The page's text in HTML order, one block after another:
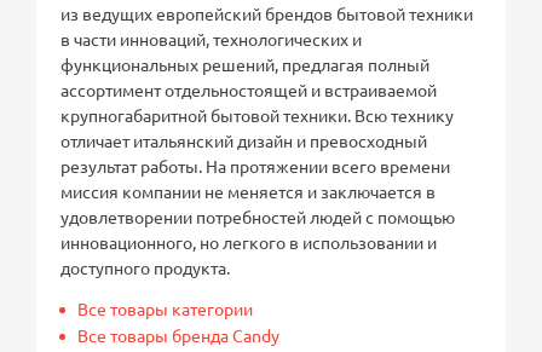
из ведущих европейский брендов бытовой техники
в части инноваций, технологических и
функциональных решений, предлагая полный
ассортимент отдельностоящей и встраиваемой
крупногабаритной бытовой техники. Всю технику
отличает итальянский дизайн и превосходный
результат работы. На протяжении всего времени
миссия компании не меняется и заключается в
удовлетворении потребностей людей с помощью
инновационного, но легкого в использовании и
доступного продукта.
Все товары категории
Все товары бренда Candy